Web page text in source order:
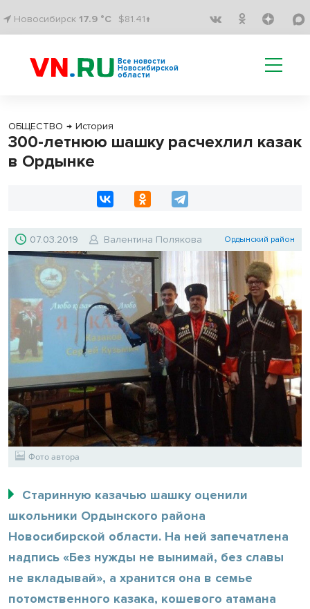
Новосибирск 17.9 °C $81.41↑
Все новости
Новосибирской
области
ОБЩЕСТВО → История
300-летнюю шашку расчехлил казак
в Ордынке
07.03.2019 Валентина Полякова Ордынский район
Фото автора
Старинную казачью шашку оценили
школьники Ордынского района
Новосибирской области. На ней запечатлена
надпись «Без нужды не вынимай, без славы
не вкладывай», а хранится она в семье
потомственного казака, кошевого атамана